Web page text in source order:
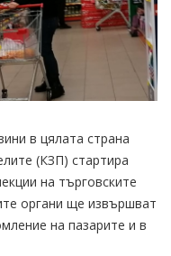
в цялата страна
(КЗП) стартира
на търговските
органи ще извършват
на пазарите и в